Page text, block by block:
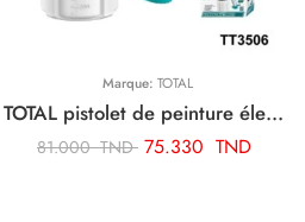
Marque: TOTAL
TOTAL pistolet de peinture électrique 450w TT3506
81.000TND 75.330 TND